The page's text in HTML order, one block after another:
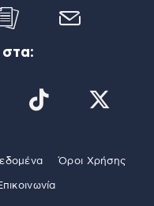
στα:
Όροι Χρήσης